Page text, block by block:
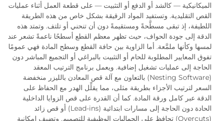
الميكانيكية — كالشد أو الدفع أو التثبيت — على قطعة العمل أثناء عمليات
القص التقليدية. وتستفيد المواد الرقيقة بشكل خاص من هذه الطريقة
اللطيفة، إذ تبقى مسطَّحةً ومستقيمةً دون أن تنحني أو تلتف. وتمتد هذه
الدقة إلى جودة الحواف، حيث تظهر معظم القطع أسطحًا ناعمةً تشعر عند
لمسها وكأنها ملمَّعة. أما الزاوية بين حافة القطع وسطح المادة فهي عمومًا
تفوق المعايير المطلوبة للحام أو التثبيت بالبراغي أو التجميع المباشر دون
الحاجة إلى عمليات تشغيل إضافية. ويعمل برنامج الترتيب المعقد
(Nesting Software) بالتعاون مع آلة قص المعادن بالليزر منخفضة
السعر لترتيب الأجزاء بطريقة مثلى، مما يقلِّل الهدر مع الحفاظ على
الدقة عبر كامل ورقة المادة. كما أن القدرة على قص الزوايا الداخلية
الحادة دون الحاجة إلى مسارات ابتدائية (Lead-ins) أو قص زائد
(Overcuts) تحافظ على الجماليات الوظيفية للتصميم. وتضيف إمكانية